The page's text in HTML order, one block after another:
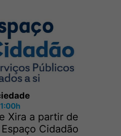
Xira a partir de
Cidadão